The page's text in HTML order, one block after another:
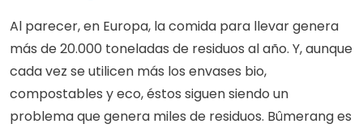
Al parecer, en Europa, la comida para llevar genera
más de 20.000 toneladas de residuos al año. Y, aunque
cada vez se utilicen más los envases bio,
compostables y eco, éstos siguen siendo un
problema que genera miles de residuos. Bûmerang es